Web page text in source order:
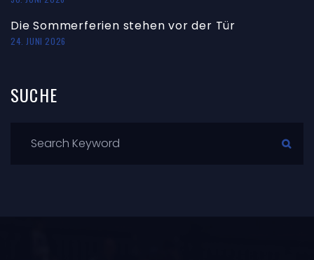
Die Sommerferien stehen vor der Tür
24. JUNI 2026
SUCHE